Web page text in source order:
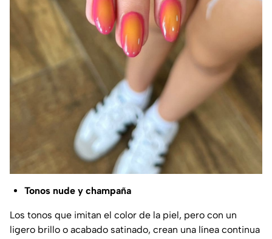
Tonos nude y champaña
Los tonos que imitan el color de la piel, pero con un
ligero brillo o acabado satinado, crean una línea continua